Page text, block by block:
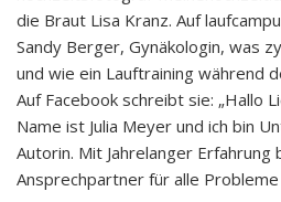
die Braut Lisa Kranz. Auf
Sandy Berger, Gynäkologin, was
und wie ein Lauftraining während
Auf Facebook schreibt sie: „Hallo
Name ist Julia Meyer und ich bin
Autorin. Mit Jahrelanger Erfahrung
Ansprechpartner für alle